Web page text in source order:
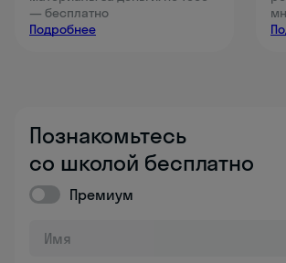
— бесплатно
Подробнее
Познакомьтесь
со школой бесплатно
Премиум